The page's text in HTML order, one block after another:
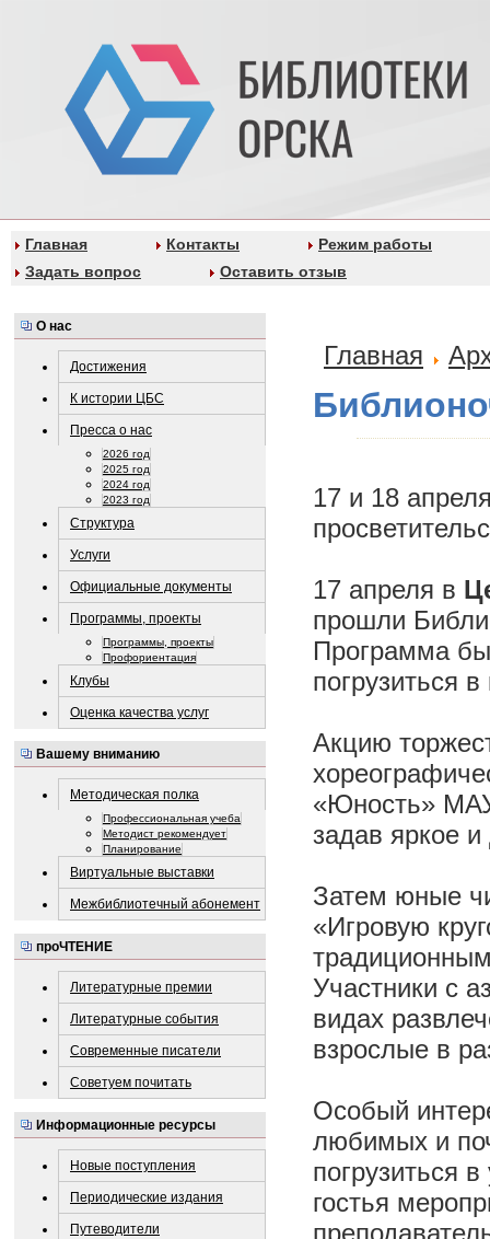
Главная Контакты
Режим работы
Задать вопрос
Оставить отзыв
О нас
Достижения
К истории ЦБС
Пресса о нас
2026 год
2025 год
2024 год
2023 год
Структура
Услуги
Официальные документы
Программы, проекты
Программы, проекты
Профориентация
Клубы
Оценка качества услуг
Вашему вниманию
Методическая полка
Профессиональная учеба
Методист рекомендует
Планирование
Виртуальные выставки
Межбиблиотечный абонемент
проЧТЕНИЕ
Литературные премии
Литературные события
Современные писатели
Советуем почитать
Информационные ресурсы
Новые поступления
Периодические издания
Путеводители
Главная
17 и 18
17 апреля в
прошли
Программа
погрузиться
Акцию
«Юность»
задав яркое
Затем юные
«Игровую
Участники с
видах
взрослые в
Особый
любимых и
погрузиться
гостья